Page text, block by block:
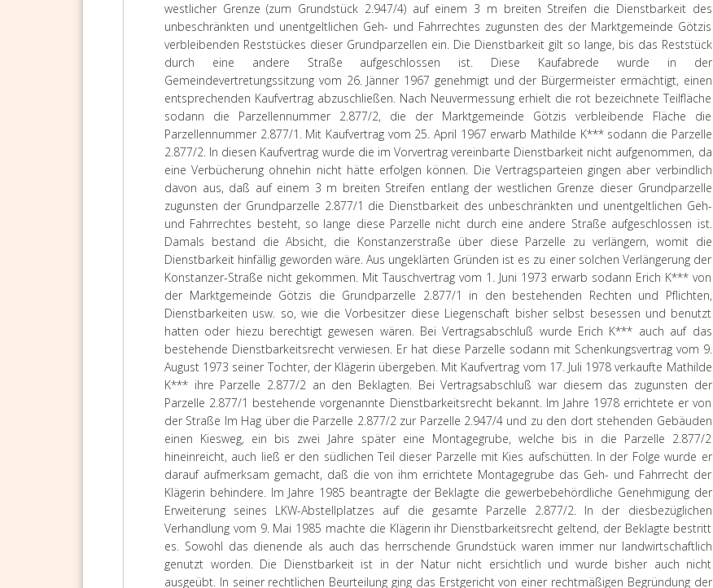
westlicher Grenze (zum Grundstück 2.947/4) auf einem 3 m breiten Streifen die Dienstbarkeit des
unbeschränkten und unentgeltlichen Geh- und Fahrrechtes zugunsten des der Marktgemeinde Götzis
verbleibenden Reststückes dieser Grundparzellen ein. Die Dienstbarkeit gilt so lange, bis das Reststück
durch eine andere Straße aufgeschlossen ist. Diese Kaufabrede wurde in der
Gemeindevertretungssitzung vom 26. Jänner 1967 genehmigt und der Bürgermeister ermächtigt, einen
entsprechenden Kaufvertrag abzuschließen. Nach Neuvermessung erhielt die rot bezeichnete Teilfläche
sodann die Parzellennummer 2.877/2, die der Marktgemeinde Götzis verbleibende Fläche die
Parzellennummer 2.877/1. Mit Kaufvertrag vom 25. April 1967 erwarb Mathilde K*** sodann die Parzelle
2.877/2. In diesen Kaufvertrag wurde die im Vorvertrag vereinbarte Dienstbarkeit nicht aufgenommen, da
eine Verbücherung ohnehin nicht hätte erfolgen können. Die Vertragsparteien gingen aber verbindlich
davon aus, daß auf einem 3 m breiten Streifen entlang der westlichen Grenze dieser Grundparzelle
zugunsten der Grundparzelle 2.877/1 die Dienstbarkeit des unbeschränkten und unentgeltlichen Geh-
und Fahrrechtes besteht, so lange diese Parzelle nicht durch eine andere Straße aufgeschlossen ist.
Damals bestand die Absicht, die Konstanzerstraße über diese Parzelle zu verlängern, womit die
Dienstbarkeit hinfällig geworden wäre. Aus ungeklärten Gründen ist es zu einer solchen Verlängerung der
Konstanzer-Straße nicht gekommen. Mit Tauschvertrag vom 1. Juni 1973 erwarb sodann Erich K*** von
der Marktgemeinde Götzis die Grundparzelle 2.877/1 in den bestehenden Rechten und Pflichten,
Dienstbarkeiten usw. so, wie die Vorbesitzer diese Liegenschaft bisher selbst besessen und benutzt
hatten oder hiezu berechtigt gewesen wären. Bei Vertragsabschluß wurde Erich K*** auch auf das
bestehende Dienstbarkeitsrecht verwiesen. Er hat diese Parzelle sodann mit Schenkungsvertrag vom 9.
August 1973 seiner Tochter, der Klägerin übergeben. Mit Kaufvertrag vom 17. Juli 1978 verkaufte Mathilde
K*** ihre Parzelle 2.877/2 an den Beklagten. Bei Vertragsabschluß war diesem das zugunsten der
Parzelle 2.877/1 bestehende vorgenannte Dienstbarkeitsrecht bekannt. Im Jahre 1978 errichtete er von
der Straße Im Hag über die Parzelle 2.877/2 zur Parzelle 2.947/4 und zu den dort stehenden Gebäuden
einen Kiesweg, ein bis zwei Jahre später eine Montagegrube, welche bis in die Parzelle 2.877/2
hineinreicht, auch ließ er den südlichen Teil dieser Parzelle mit Kies aufschütten. In der Folge wurde er
darauf aufmerksam gemacht, daß die von ihm errichtete Montagegrube das Geh- und Fahrrecht der
Klägerin behindere. Im Jahre 1985 beantragte der Beklagte die gewerbebehördliche Genehmigung der
Erweiterung seines LKW-Abstellplatzes auf die gesamte Parzelle 2.877/2. In der diesbezüglichen
Verhandlung vom 9. Mai 1985 machte die Klägerin ihr Dienstbarkeitsrecht geltend, der Beklagte bestritt
es. Sowohl das dienende als auch das herrschende Grundstück waren immer nur landwirtschaftlich
genutzt worden. Die Dienstbarkeit ist in der Natur nicht ersichtlich und wurde bisher auch nicht
ausgeübt. In seiner rechtlichen Beurteilung ging das Erstgericht von einer rechtmäßigen Begründung der